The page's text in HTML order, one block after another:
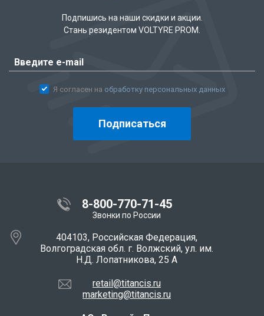
Подпишись на наши скидки и акции.
Стань резидентом VOLTYRE PROM.
Я согласен на обработку персональных данных
Подписаться
8-800-770-71-45
Звонки по России
404103, Российская Федерация,
Волгоградская обл. г. Волжский, ул. им.
Н.Д. Лопатникова, 25 А
retail@titancis.ru
marketing@titancis.ru